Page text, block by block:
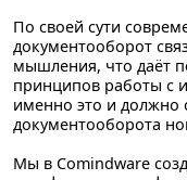
По своей сути
документооборот
мышления, что даёт
принципов работы с
именно это и должно
документооборота
Мы в Comindware